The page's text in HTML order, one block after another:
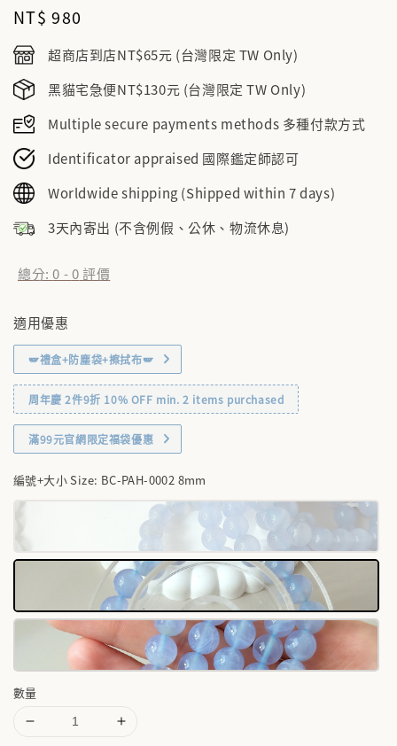
Regular
price
NT$ 980
超商店到店NT$65元 (台灣限定 TW Only)
黑貓宅急便NT$130元 (台灣限定 TW Only)
Multiple secure payments methods 多種付款方式
Identificator appraised 國際鑑定師認可
Worldwide shipping (Shipped within 7 days)
3天內寄出 (不含例假、公休、物流休息)
總分:0 -0評價
適用優惠
🪽禮盒+防塵袋+擦拭布🪽
周年慶 2件9折 10% OFF min. 2 items purchased
滿99元官網限定福袋優惠
編號+大小 Size: BC-PAH-0002 8mm
數量